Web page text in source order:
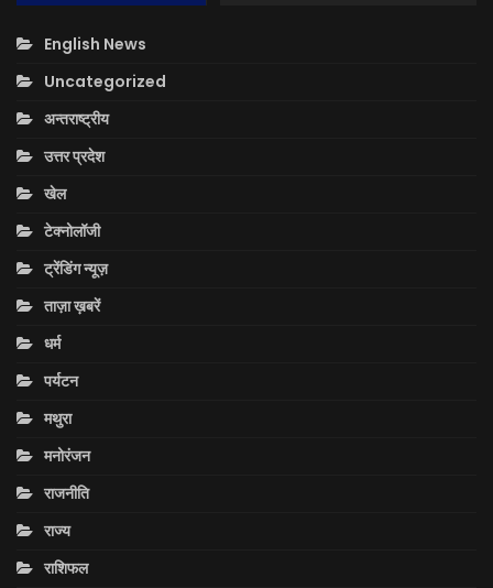
English News
Uncategorized
अन्तराष्ट्रीय
उत्तर प्रदेश
खेल
टेक्नोलॉजी
ट्रेंडिंग न्यूज़
ताज़ा ख़बरें
धर्म
पर्यटन
मथुरा
मनोरंजन
राजनीति
राज्य
राशिफल